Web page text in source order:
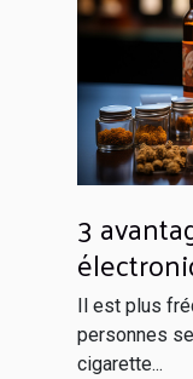
3
Il est plus
personnes
cigarette...